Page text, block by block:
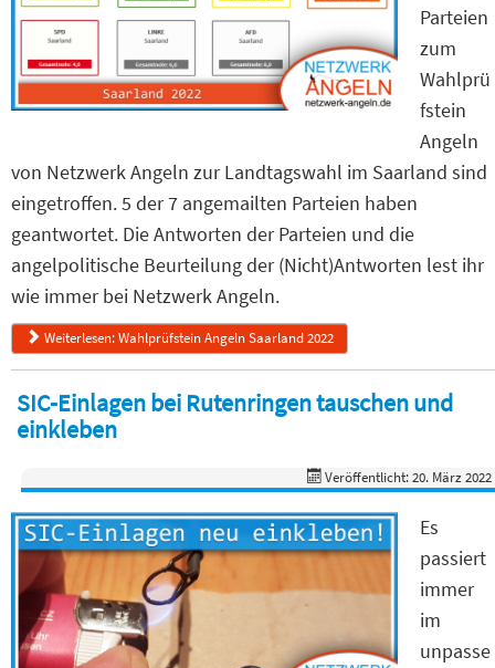
Parteien
zum
Wahlprü
fstein
Angeln
von Netzwerk Angeln zur Landtagswahl im Saarland sind
eingetroffen. 5 der 7 angemailten Parteien haben
geantwortet. Die Antworten der Parteien und die
angelpolitische Beurteilung der (Nicht)Antworten lest ihr
wie immer bei Netzwerk Angeln.
Weiterlesen: Wahlprüfstein Angeln Saarland 2022
SIC-Einlagen bei Rutenringen tauschen und
einkleben
Veröffentlicht: 20. März 2022
Es
passiert
immer
im
unpasse